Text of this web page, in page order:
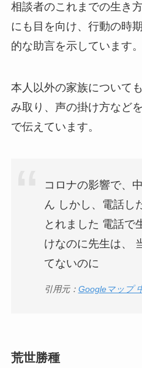
相談者のこれまでの生き
にも目を向け、行動の時
的な助言を示しています。
本人以外の家族について
み取り、声の掛け方など
で伝えています。
コロナの影響で、
ん しかし、電話し
とれました 電話で
けなのに先生は、
てないのに
引用元： Googleマップ
荒世勝種